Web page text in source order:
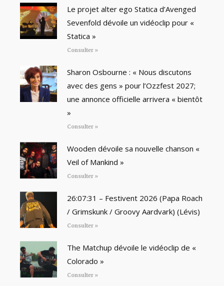
Le projet alter ego Statica d’Avenged
Sevenfold dévoile un vidéoclip pour «
Statica »
Consulter »
Sharon Osbourne : « Nous discutons
avec des gens » pour l’Ozzfest 2027;
une annonce officielle arrivera « bientôt
»
Consulter »
Wooden dévoile sa nouvelle chanson «
Veil of Mankind »
Consulter »
26:07:31 – Festivent 2026 (Papa Roach
/ Grimskunk / Groovy Aardvark) (Lévis)
Consulter »
The Matchup dévoile le vidéoclip de «
Colorado »
Consulter »